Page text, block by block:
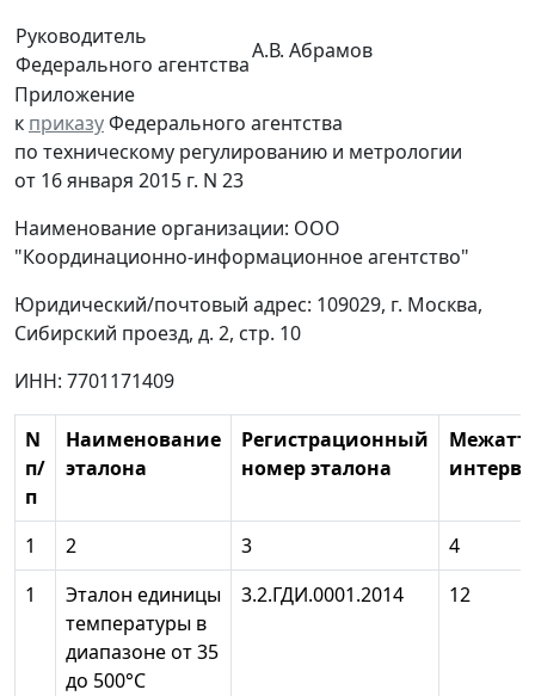
Руководитель
Федерального агентства
А.В. Абрамов
Приложение
к приказуФедерального агентства
по техническому регулированию и метрологии
от 16 января 2015 г. N 23
Наименование организации: ООО
"Координационно-информационное агентство"
Юридический/почтовый адрес: 109029, г. Москва,
Сибирский проезд, д. 2, стр. 10
ИНН: 7701171409
N
п/
п
Наименование
эталона
Регистрационный
номер эталона
1 2 3
4
1
Эталон единицы
температуры в
диапазоне от 35
до 500°С
3.2.ГДИ.0001.2014 12